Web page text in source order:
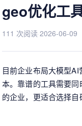
geo优化工
111 次阅读 2026-06-09
目前企业布局大模型
本。靠谱的工具需要
的企业，更适合选择自